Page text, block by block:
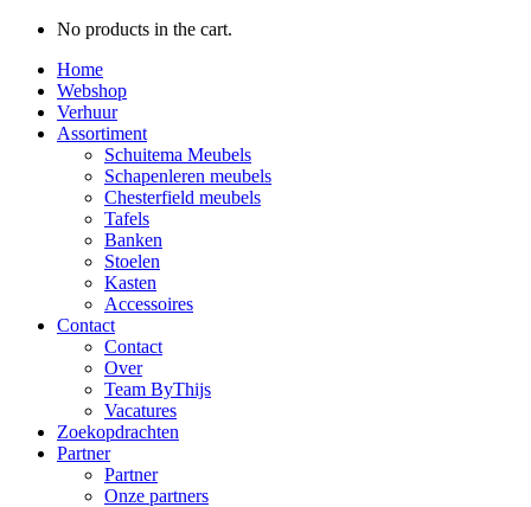
No products in the cart.
Home
Webshop
Verhuur
Assortiment
Schuitema Meubels
Schapenleren meubels
Chesterfield meubels
Tafels
Banken
Stoelen
Kasten
Accessoires
Contact
Contact
Over
Team ByThijs
Vacatures
Zoekopdrachten
Partner
Partner
Onze partners